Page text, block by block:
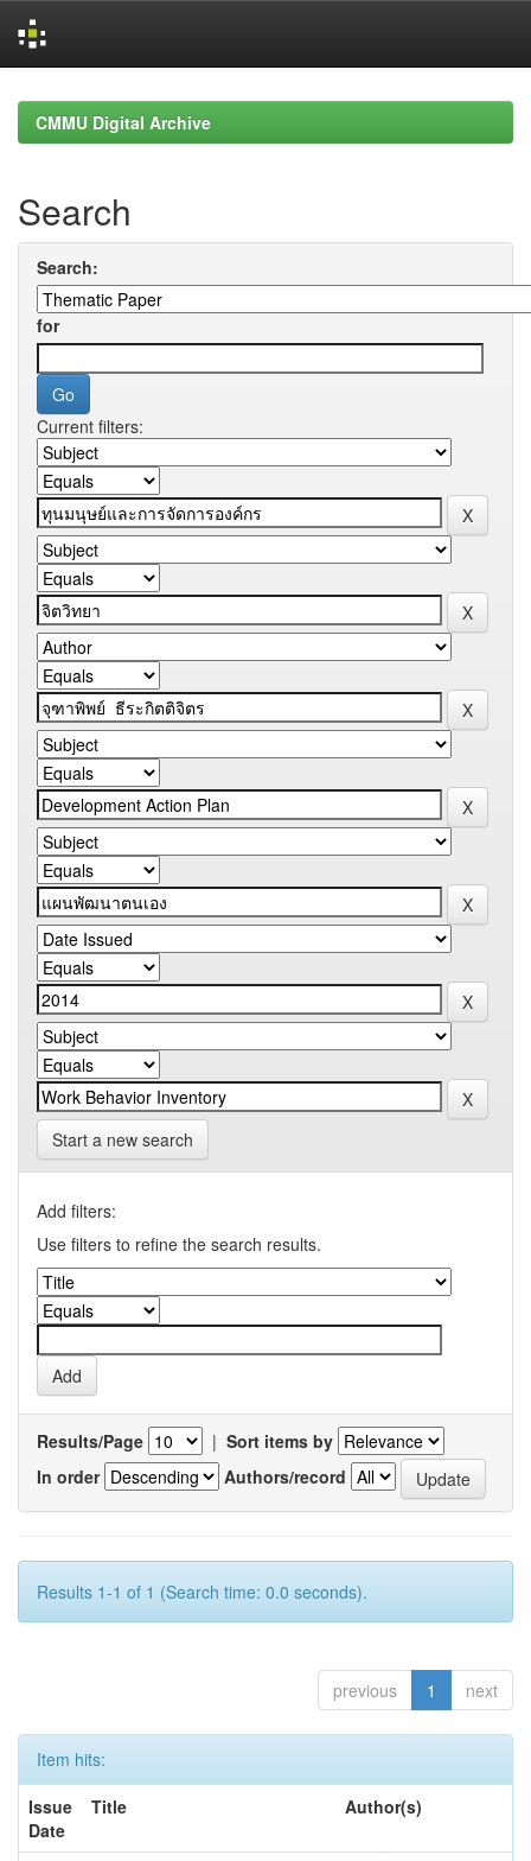
navigationCMMU Digital Archive
Search
Search:
for
Current filters:
Start a new search
Add filters:
Use filters to refine the search results.
Results/Page | Sort items by
In order
Authors/record
Results 1-1 of 1 (Search time: 0.0 seconds).
previous 1 next
Item hits:
Issue
Date
Title Author(s)